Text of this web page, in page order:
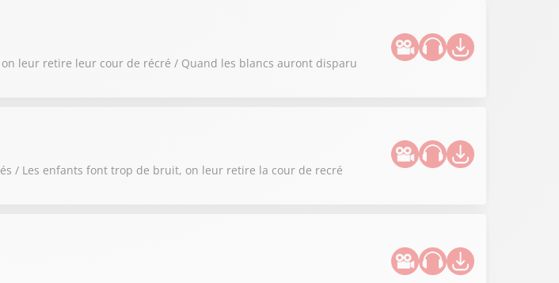
leur retire leur cour de récré / Quand les blancs auront disparu
/ Les enfants font trop de bruit, on leur retire la cour de recré